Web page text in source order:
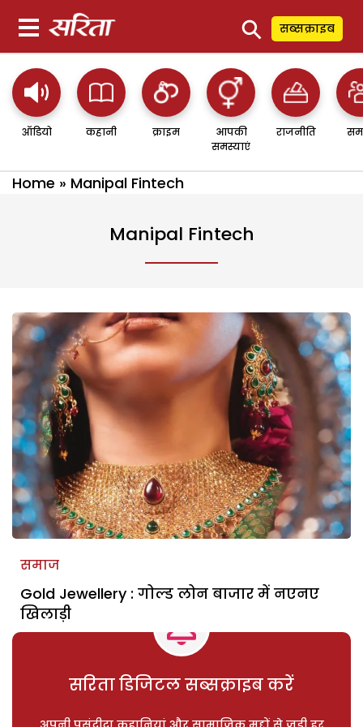
⚲ सब्सक्राइब
ऑडियो कहानी क्राइम
आपकी
समस्याएं
राजनीति
Home » Manipal Fintech
Manipal Fintech
समाज
Gold Jewellery : गोल्ड लोन बाजार में नएनए
खिलाड़ी
सरिता डिजिटल सब्सक्राइब करें